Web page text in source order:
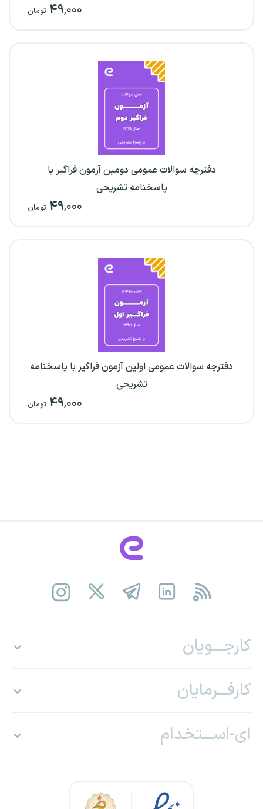
۴۹,۰۰۰ تومان
دفترچه سوالات عمومی دومین آزمون فراگیر با
پاسخنامه تشریحی
۴۹,۰۰۰ تومان
دفترچه سوالات عمومی اولین آزمون فراگیر با پاسخنامه
تشریحی
۴۹,۰۰۰ تومان
کارجـــویان
کارفـــرمایان
ای-اســـتخدام